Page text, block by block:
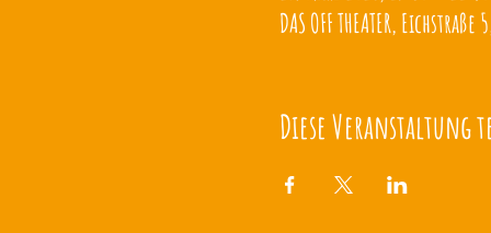
DAS OFF THEATER,
Diese Veranstaltung